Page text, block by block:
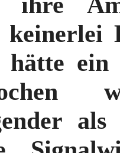
keinerlei
ein